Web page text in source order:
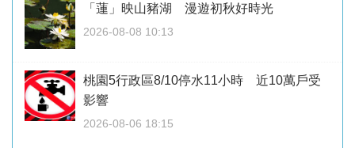
「蓮」映山豬湖 漫遊初秋好時光
2026-08-08 10:13
桃園5行政區8/10停水11小時 近10萬戶受
影響
2026-08-06 18:15